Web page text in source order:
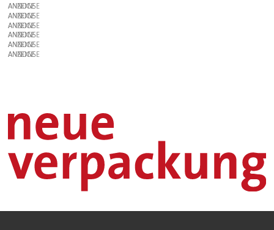
ANZEIGE
ANZEIGE
ANZEIGE
ANZEIGE
ANZEIGE
ANZEIGE